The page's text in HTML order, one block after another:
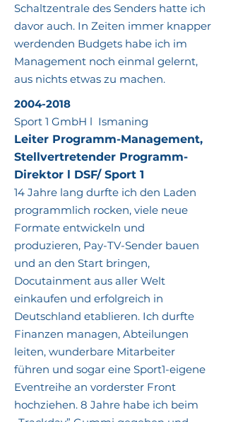
Schaltzentrale des Senders hatte ich
davor auch. In Zeiten immer knapper
werdenden Budgets habe ich im
Management noch einmal gelernt,
aus nichts etwas zu machen.
2004-2018
Sport 1 GmbH l Ismaning
Leiter Programm-Management,
Stellvertretender Programm-
Direktor l DSF/ Sport 1
14 Jahre lang durfte ich den Laden
programmlich rocken, viele neue
Formate entwickeln und
produzieren, Pay-TV-Sender bauen
und an den Start bringen,
Docutainment aus aller Welt
einkaufen und erfolgreich in
Deutschland etablieren. Ich durfte
Finanzen managen, Abteilungen
leiten, wunderbare Mitarbeiter
führen und sogar eine Sport1-eigene
Eventreihe an vorderster Front
hochziehen. 8 Jahre habe ich beim